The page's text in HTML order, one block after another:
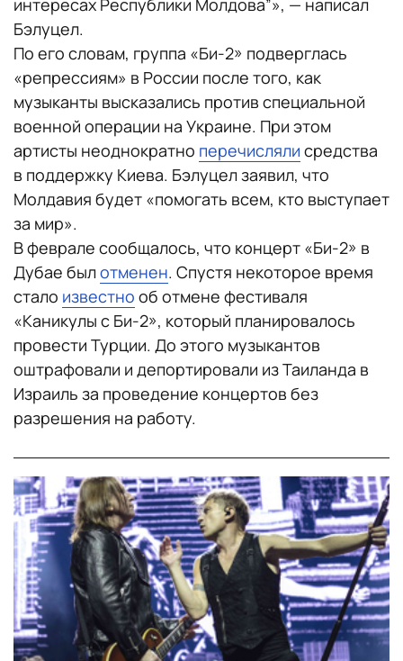
интересах Республики Молдова”», — написал
Бэлуцел.
По его словам, группа «Би-2» подверглась
«репрессиям» в России после того, как
музыканты высказались против специальной
военной операции на Украине. При этом
артисты неоднократно перечисляли средства
в поддержку Киева. Бэлуцел заявил, что
Молдавия будет «помогать всем, кто выступает
за мир».
В феврале сообщалось, что концерт «Би-2» в
Дубае былотменен. Спустя некоторое время
стало известно об отмене фестиваля
«Каникулы с Би-2», который планировалось
провести Турции. До этого музыкантов
оштрафовали и депортировали из Таиланда в
Израиль за проведение концертов без
разрешения на работу.